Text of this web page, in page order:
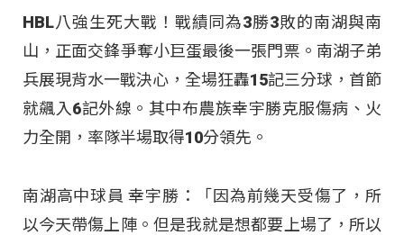
HBL八強生死大戰！戰績同為3勝3敗的南湖與南
山，正面交鋒爭奪小巨蛋最後一張門票。南湖子弟
兵展現背水一戰決心，全場狂轟15記三分球，首節
就飆入6記外線。其中布農族幸宇勝克服傷病、火
力全開，率隊半場取得10分領先。
南湖高中球員 幸宇勝：「因為前幾天受傷了，所
以今天帶傷上陣。但是我就是想都要上場了，所以